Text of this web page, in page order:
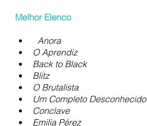
Melhor Elenco
Anora
O Aprendiz
Back to Black
Blitz
O Brutalista
Um Completo Desconhecido
Conclave
Emilia Pérez